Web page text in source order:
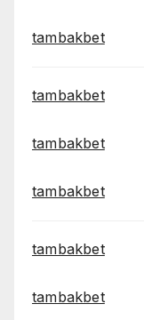
tambakbet
tambakbet
tambakbet
tambakbet
tambakbet
tambakbet